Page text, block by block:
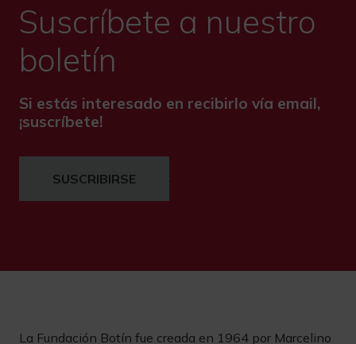
Suscríbete a nuestro
boletín
Si estás interesado en recibirlo vía email,
¡suscríbete!
SUSCRIBIRSE
La Fundación Botín fue creada en 1964 por Marcelino